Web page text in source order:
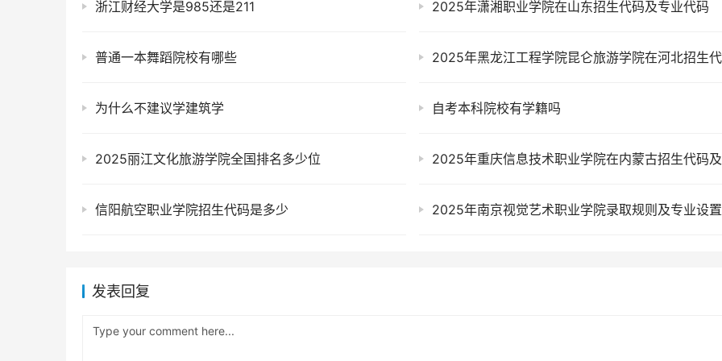
浙江财经大学是985还是211 2025年潇湘职业学院在山东招生代码及专业代码
普通一本舞蹈院校有哪些
为什么不建议学建筑学 自考本科院校有学籍吗
2025丽江文化旅游学院全国排名多少位
信阳航空职业学院招生代码是多少 2025年南京视觉艺术职业学院录取规则及专业设置
发表回复